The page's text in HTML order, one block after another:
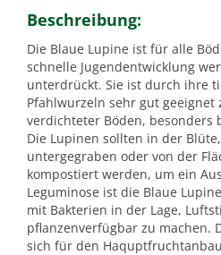
Beschreibung:
Die Blaue Lupine ist für alle
schnelle Jugendentwicklung
unterdrückt. Sie ist durch ihre
Pfahlwurzeln sehr gut geeignet
verdichteter Böden, besonders
Die Lupinen sollten in der
untergegraben oder von der
kompostiert werden, um ein
Leguminose ist die Blaue
mit Bakterien in der Lage,
pflanzenverfügbar zu machen.
sich für den